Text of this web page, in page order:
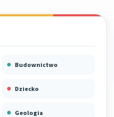
Budownictwo
Dziecko
Geologia